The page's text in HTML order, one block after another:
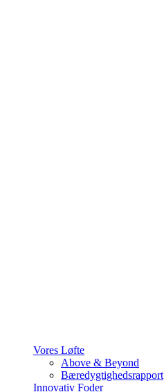
Vores Løfte
Above & Beyond
Bæredygtighedsrapport
Innovativ Foder